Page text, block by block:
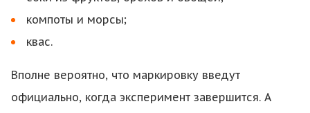
компоты и морсы;
квас.
Вполне вероятно, что маркировку введут
официально, когда эксперимент завершится. А